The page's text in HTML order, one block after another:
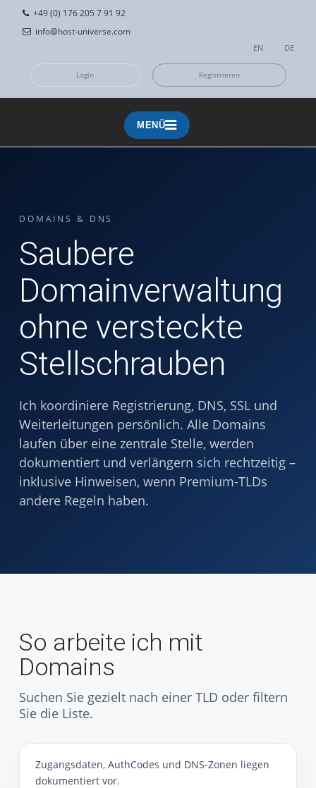
+49 (0) 176 205 7 91 92
info@host-universe.com
EN DE
Login Registrieren
MENÜ
MENÜ
DOMAINS & DNS
Saubere
Domainverwaltung
ohne versteckte
Stellschrauben
Ich koordiniere Registrierung, DNS, SSL und
Weiterleitungen persönlich. Alle Domains
laufen über eine zentrale Stelle, werden
dokumentiert und verlängern sich rechtzeitig –
inklusive Hinweisen, wenn Premium-TLDs
andere Regeln haben.
So arbeite ich mit
Domains
Suchen Sie gezielt nach einer TLD oder filtern
Sie die Liste.
Zugangsdaten, AuthCodes und DNS-Zonen liegen
dokumentiert vor.